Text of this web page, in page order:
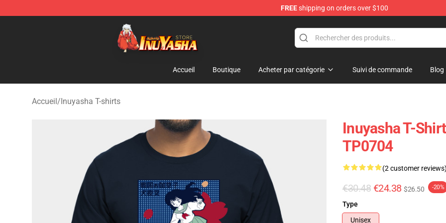
FREEshipping on orders over $100
Inuyasha Store - Official Inuyasha Merchandise Shop
Accueil Boutique Acheter par catégorie Suivi de commande Blog
Accueil/Inuyasha T-shirts
Inuyasha T-
TP0704
(2 customer
€30.48 €24.38 $26.50 -20%
Type
Unisex